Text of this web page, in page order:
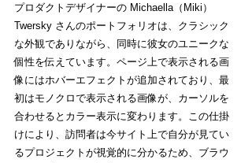
プロダクトデザイナーの Michaella（Miki）
Twersky さんのポートフォリオは、クラシック
な外観でありながら、同時に彼女のユニークな
個性を伝えています。ページ上で表示される画
像にはホバーエフェクトが追加されており、最
初はモノクロで表示される画像が、カーソルを
合わせるとカラー表示に変わります。この仕掛
けにより、訪問者は今サイト上で自分が見てい
るプロジェクトが視覚的に分かるため、ブラウ